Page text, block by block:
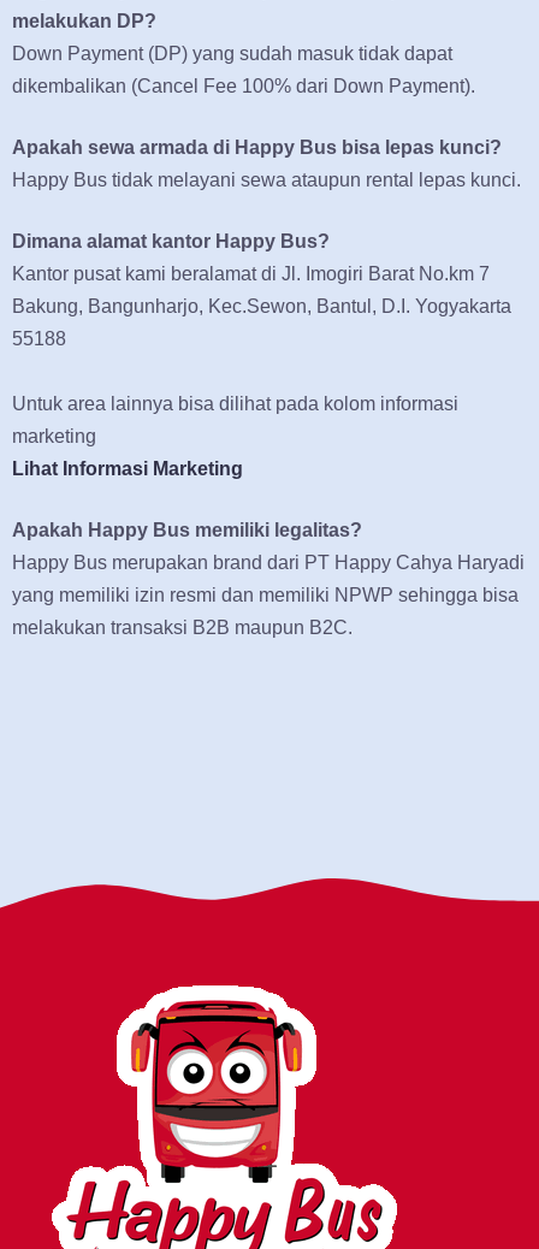
melakukan DP?
Down Payment (DP) yang sudah masuk tidak dapat
dikembalikan (Cancel Fee 100% dari Down Payment).
Apakah sewa armada di Happy Bus bisa lepas kunci?
Happy Bus tidak melayani sewa ataupun rental lepas kunci.
Dimana alamat kantor Happy Bus?
Kantor pusat kami beralamat di Jl. Imogiri Barat No.km 7
Bakung, Bangunharjo, Kec.Sewon, Bantul, D.I. Yogyakarta
55188
Untuk area lainnya bisa dilihat pada kolom informasi
marketing
Lihat Informasi Marketing
Apakah Happy Bus memiliki legalitas?
Happy Bus merupakan brand dari PT Happy Cahya Haryadi
yang memiliki izin resmi dan memiliki NPWP sehingga bisa
melakukan transaksi B2B maupun B2C.